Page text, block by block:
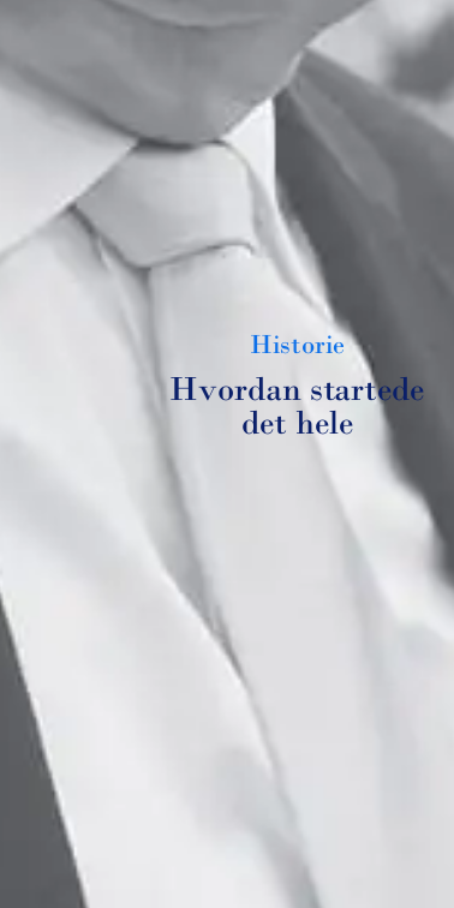
Historie
Hvordan startede
det hele